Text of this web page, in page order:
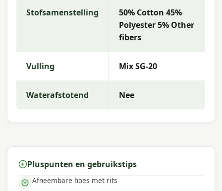
MetMadisonkies je voor hoogwaardige
tuinkussens met uitstekende kleurechtheid en
comfort. De collectie kenmerkt zich door trendy
buitenruimte.
Stofsamenstelling
50% Cotton 45%
Polyester 5% Other
fibers
Vulling Mix SG-20
Waterafstotend Nee
Pluspunten en gebruikstips
Afneembare hoes met rits